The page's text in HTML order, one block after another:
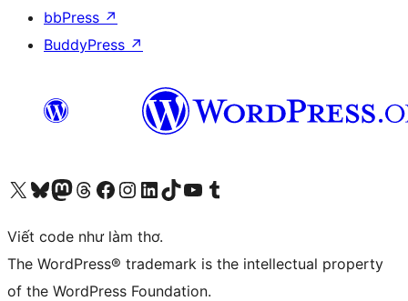
bbPress ↗
BuddyPress ↗
Truy cập tài khoản X (trước đây là Twitter) của chúng tôiVisit our Bluesky account
Visit our Mastodon account
Visit our Threads account
Xem trang Facebook của chúng tôiTruy cập tài khoản Instagram của chúng tôiTruy cập tài khoản LinkedIn của chúng tôiVisit our TikTok account
Truy cập kênh YouTube của chúng tôi Visit our Tumblr account
Viết code như làm thơ.
The WordPress® trademark is the intellectual property
of the WordPress Foundation.